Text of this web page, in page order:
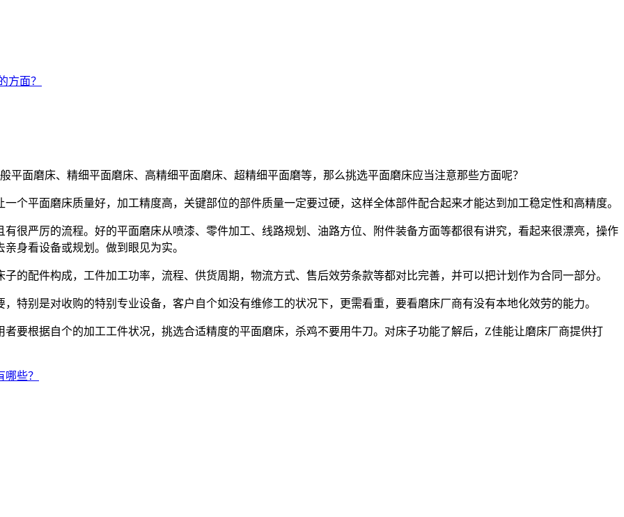
方面？
平面磨床、精细平面磨床、高精细平面磨床、超精细平面磨等，那么挑选平面磨床应当注意那些方面呢？
个平面磨床质量好，加工精度高，关键部位的部件质量一定要过硬，这样全体部件配合起来才能达到加工稳定性和高精度。
很严厉的流程。好的平面磨床从喷漆、零件加工、线路规划、油路方位、附件装备方面等都很有讲究，看起来很漂亮，操作
身看设备或规划。做到眼见为实。
的配件构成，工件加工功率，流程、供货周期，物流方式、售后效劳条款等都对比完善，并可以把计划作为合同一部分。
特别是对收购的特别专业设备，客户自个如没有维修工的状况下，更需看重，要看磨床厂商有没有本地化效劳的能力。
要根据自个的加工工件状况，挑选合适精度的平面磨床，杀鸡不要用牛刀。对床子功能了解后，Z佳能让磨床厂商提供打
些？